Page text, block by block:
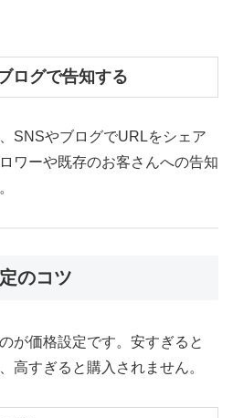
ログで告知する
SNSやブログでURLをシェア
ワーや既存のお客さんへの告知
のコツ
が価格設定です。安すぎると
高すぎると購入されません。